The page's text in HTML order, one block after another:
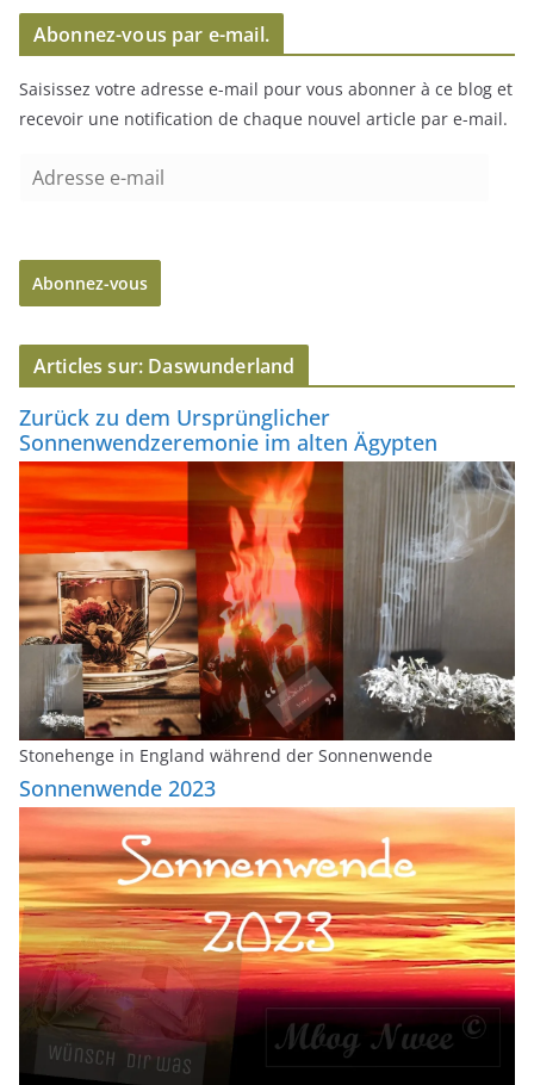
é
Abonnez-vous par e-mail.
Saisissez votre adresse e-mail pour vous abonner à ce blog et
recevoir une notification de chaque nouvel article par e-mail.
e
e
-
m
a
Abonnez-vous
Articles sur: Daswunderland
Zurück zu dem Ursprünglicher
Sonnenwendzeremonie im alten Ägypten
Stonehenge in England während der Sonnenwende
Sonnenwende 2023